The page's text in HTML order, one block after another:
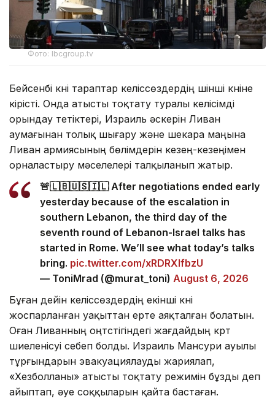
Фото: lbcgroup.tv
Бейсенбі күні тараптар келіссөздердің үшінші күніне
кірісті. Онда атысты тоқтату туралы келісімді
орындау тетіктері, Израиль әскерін Ливан
аумағынан толық шығару және шекара маңына
Ливан армиясының бөлімдерін кезең-кезеңімен
орналастыру мәселелері талқыланып жатыр.
🚨🇱🇧🇺🇸🇮🇱 After negotiations ended early
yesterday because of the escalation in
southern Lebanon, the third day of the
seventh round of Lebanon-Israel talks has
started in Rome. We’ll see what today’s talks
bring. pic.twitter.com/xRDRXlfbzU
— ToniMrad (@murat_toni) August 6, 2026
Бұған дейін келіссөздердің екінші күні
жоспарланған уақыттан ерте аяқталған болатын.
Оған Ливанның оңтүстігіндегі жағдайдың күрт
шиеленісуі себеп болды. Израиль Мансури ауылы
тұрғындарын эвакуациялауды жариялап,
«Хезболланы» атысты тоқтату режимін бұзды деп
айыптап, әуе соққыларын қайта бастаған.